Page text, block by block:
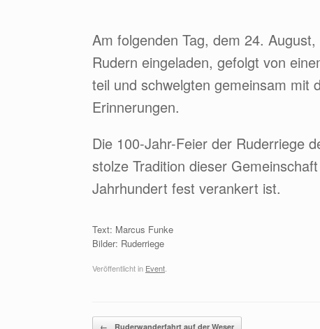
Am folgenden Tag, dem 24.
Rudern eingeladen, gefolgt von
teil und schwelgten gemeinsam mit
Erinnerungen.
Die 100-Jahr-Feier der Ruderriege
stolze Tradition dieser
Jahrhundert fest verankert ist.
Text: Marcus Funke
Bilder: Ruderriege
Veröffentlicht in Event
Beitragsnavigation
← Ruderwanderfahrt auf der Weser